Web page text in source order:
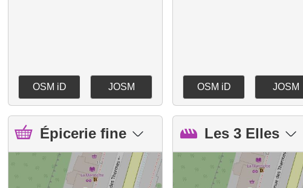
OSM iD JOSM OSM iD JOSM
Épicerie fine Les 3 Elles